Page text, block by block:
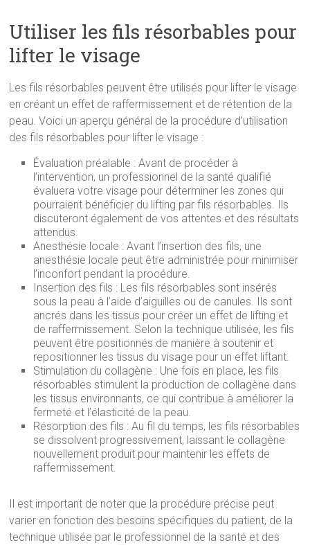
Utiliser les fils résorbables pour
lifter le visage
Les fils résorbables peuvent être utilisés pour lifter le visage
en créant un effet de raffermissement et de rétention de la
peau. Voici un aperçu général de la procédure d’utilisation
des fils résorbables pour lifter le visage :
Évaluation préalable : Avant de procéder à
l’intervention, un professionnel de la santé qualifié
évaluera votre visage pour déterminer les zones qui
pourraient bénéficier du lifting par fils résorbables. Ils
discuteront également de vos attentes et des résultats
attendus.
Anesthésie locale : Avant l’insertion des fils, une
anesthésie locale peut être administrée pour minimiser
l’inconfort pendant la procédure.
Insertion des fils : Les fils résorbables sont insérés
sous la peau à l’aide d’aiguilles ou de canules. Ils sont
ancrés dans les tissus pour créer un effet de lifting et
de raffermissement. Selon la technique utilisée, les fils
peuvent être positionnés de manière à soutenir et
repositionner les tissus du visage pour un effet liftant.
Stimulation du collagène : Une fois en place, les fils
résorbables stimulent la production de collagène dans
les tissus environnants, ce qui contribue à améliorer la
fermeté et l’élasticité de la peau.
Résorption des fils : Au fil du temps, les fils résorbables
se dissolvent progressivement, laissant le collagène
nouvellement produit pour maintenir les effets de
raffermissement.
Il est important de noter que la procédure précise peut
varier en fonction des besoins spécifiques du patient, de la
technique utilisée par le professionnel de la santé et des